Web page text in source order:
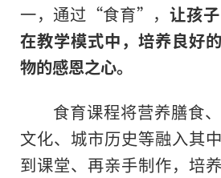
一，通过“食育”，让孩
在教学模式中，培养良好
物的感恩之心。
食育课程将营养膳食
文化、城市历史等融入其
到课堂、再亲手制作，培